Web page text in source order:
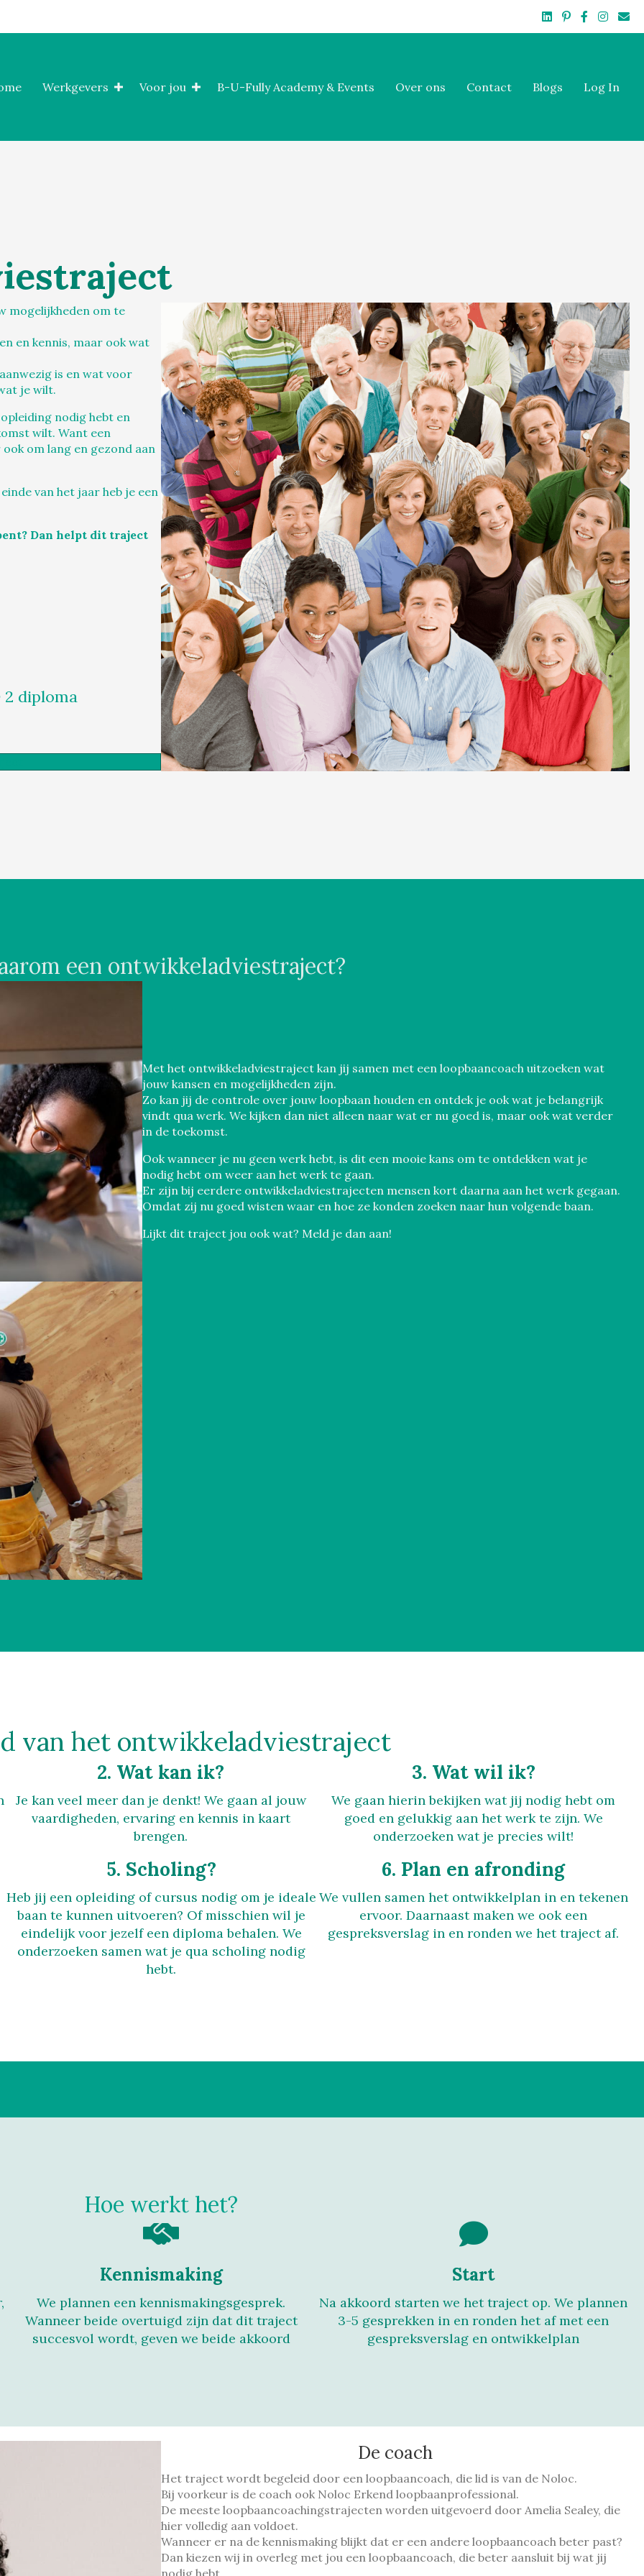
Linkedin
Pinterest
Facebook
Werkgevers Voor jou B-U-Fully Academy & Events Over ons Contact Blogs Log In
mogelijkheden om te
en kennis, maar ook wat
is en wat voor
je wilt.
nodig hebt en
wilt. Want een
om lang en gezond aan
van het jaar heb je een
Dan helpt dit traject
2 diploma
een ontwikkeladviestraject?
Met het ontwikkeladviestraject kan jij samen met een loopbaancoach uitzoeken wat
jouw kansen en mogelijkheden zijn.
Zo kan jij de controle over jouw loopbaan houden en ontdek je ook wat je belangrijk
vindt qua werk. We kijken dan niet alleen naar wat er nu goed is, maar ook wat verder
in de toekomst.
Ook wanneer je nu geen werk hebt, is dit een mooie kans om te ontdekken wat je
nodig hebt om weer aan het werk te gaan.
Er zijn bij eerdere ontwikkeladviestrajecten mensen kort daarna aan het werk gegaan.
Omdat zij nu goed wisten waar en hoe ze konden zoeken naar hun volgende baan.
Lijkt dit traject jou ook wat? Meld je dan aan!
van het ontwikkeladviestraject
2. Wat kan ik?
Je kan veel meer dan je denkt! We gaan al jouw
vaardigheden, ervaring en kennis in kaart
brengen.
3. Wat wil ik?
We gaan hierin bekijken wat jij nodig hebt om
goed en gelukkig aan het werk te zijn. We
onderzoeken wat je precies wilt!
5. Scholing?
Heb jij een opleiding of cursus nodig om je ideale
baan te kunnen uitvoeren? Of misschien wil je
eindelijk voor jezelf een diploma behalen. We
onderzoeken samen wat je qua scholing nodig
hebt.
6. Plan en afronding
We vullen samen het ontwikkelplan in en tekenen
ervoor. Daarnaast maken we ook een
gespreksverslag in en ronden we het traject af.
Hoe werkt het?
Kennismaking
We plannen een kennismakingsgesprek.
Wanneer beide overtuigd zijn dat dit traject
succesvol wordt, geven we beide akkoord
Start
Na akkoord starten we het traject op. We plannen
3-5 gesprekken in en ronden het af met een
gespreksverslag en ontwikkelplan
De coach
Het traject wordt begeleid door een loopbaancoach, die lid is van de Noloc.
Bij voorkeur is de coach ook Noloc Erkend loopbaanprofessional.
De meeste loopbaancoachingstrajecten worden uitgevoerd door Amelia Sealey, die
hier volledig aan voldoet.
Wanneer er na de kennismaking blijkt dat er een andere loopbaancoach beter past?
Dan kiezen wij in overleg met jou een loopbaancoach, die beter aansluit bij wat jij
nodig hebt.